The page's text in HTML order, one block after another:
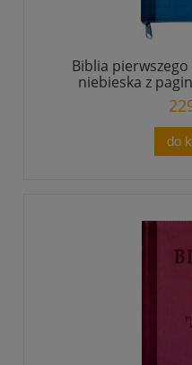
Biblia pierwszego
niebieska z
do